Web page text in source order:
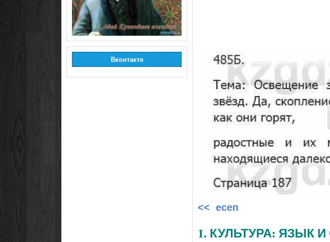
Вконтакте
<< есеп
1. КУЛЬТУРА: ЯЗЫК